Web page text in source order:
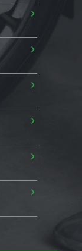
›
›
›
›
›
›